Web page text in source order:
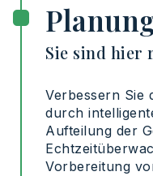
Sie sind hier
Verbessern Sie
durch
Aufteilung der
Vorbereitung